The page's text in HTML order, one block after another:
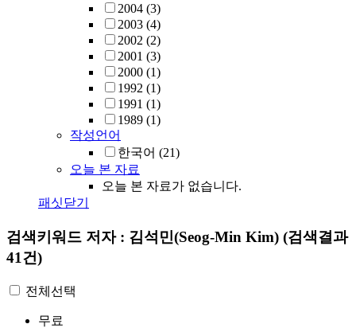
2004 (3)
2003 (4)
2002 (2)
2001 (3)
2000 (1)
1992 (1)
1991 (1)
1989 (1)
작성언어
한국어 (21)
오늘 본 자료
오늘 본 자료가 없습니다.
패싯닫기
검색키워드 저자 : 김석민(Seog-Min Kim) (검색결과
41건)
전체선택
무료